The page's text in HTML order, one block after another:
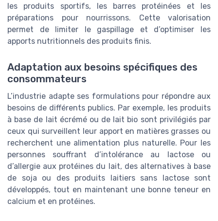
les produits sportifs, les barres protéinées et les
préparations pour nourrissons. Cette valorisation
permet de limiter le gaspillage et d’optimiser les
apports nutritionnels des produits finis.
Adaptation aux besoins spécifiques des
consommateurs
L’industrie adapte ses formulations pour répondre aux
besoins de différents publics. Par exemple, les produits
à base de lait écrémé ou de lait bio sont privilégiés par
ceux qui surveillent leur apport en matières grasses ou
recherchent une alimentation plus naturelle. Pour les
personnes souffrant d’intolérance au lactose ou
d’allergie aux protéines du lait, des alternatives à base
de soja ou des produits laitiers sans lactose sont
développés, tout en maintenant une bonne teneur en
calcium et en protéines.